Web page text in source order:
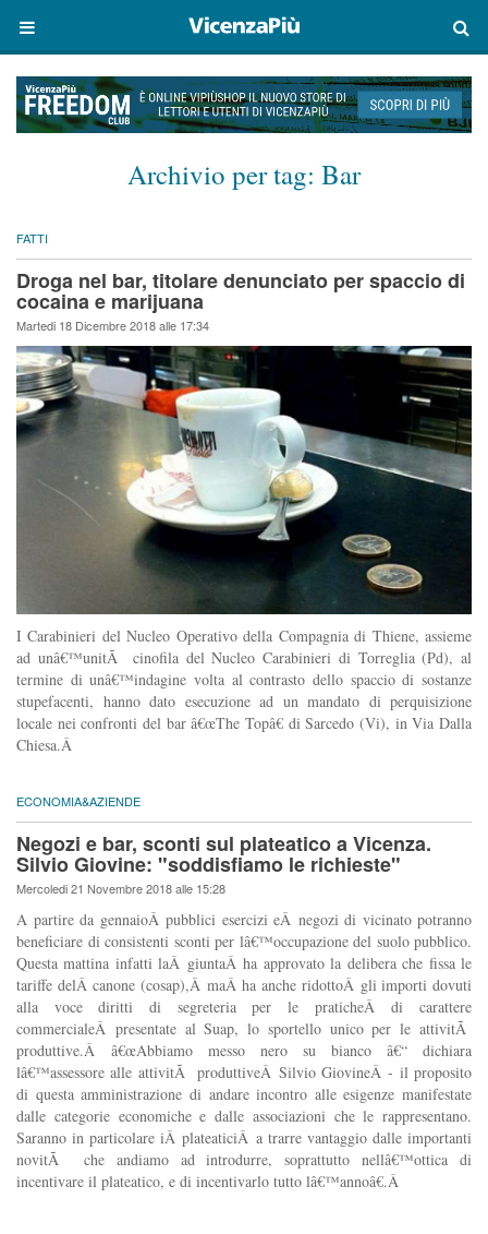
Archivio per tag: Bar
FATTI
Droga nel bar, titolare denunciato per spaccio di
cocaina e marijuana
Martedi 18 Dicembre 2018 alle 17:34
I Carabinieri del Nucleo Operativo della Compagnia di Thiene, assieme
ad unâ€™unitÃ cinofila del Nucleo Carabinieri di Torreglia (Pd), al
termine di unâ€™indagine volta al contrasto dello spaccio di sostanze
stupefacenti, hanno dato esecuzione ad un mandato di perquisizione
locale nei confronti del bar â€œThe Topâ€ di Sarcedo (Vi), in Via Dalla
Chiesa.Â
ECONOMIA&AZIENDE
Negozi e bar, sconti sul plateatico a Vicenza.
Silvio Giovine: "soddisfiamo le richieste"
Mercoledi 21 Novembre 2018 alle 15:28
A partire da gennaioÂ pubblici esercizi eÂ negozi di vicinato potranno
beneficiare di consistenti sconti per lâ€™occupazione del suolo pubblico.
Questa mattina infatti laÂ giuntaÂ ha approvato la delibera che fissa le
tariffe delÂ canone (cosap),Â maÂ ha anche ridottoÂ gli importi dovuti
alla voce diritti di segreteria per le praticheÂ di carattere
commercialeÂ presentate al Suap, lo sportello unico per le attivitÃ
produttive.Â â€œAbbiamo messo nero su bianco â€“ dichiara
lâ€™assessore alle attivitÃ produttiveÂ Silvio GiovineÂ - il proposito
di questa amministrazione di andare incontro alle esigenze manifestate
dalle categorie economiche e dalle associazioni che le rappresentano.
Saranno in particolare iÂ plateaticiÂ a trarre vantaggio dalle importanti
novitÃ che andiamo ad introdurre, soprattutto nellâ€™ottica di
incentivare il plateatico, e di incentivarlo tutto lâ€™annoâ€.Â